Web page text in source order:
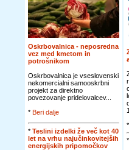
Oskrbovalnica - neposredna
vez med kmetom in
potrošnikom
Oskrbovalnica je vseslovenski
nekomercialni samooskrbni
projekt za direktno
povezovanje pridelovalcev...
* Beri dalje
* Teslini izdelki že več kot 40
let na vrhu najučinkovitejših
energijskih pripomočkov